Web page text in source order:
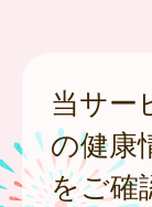
当サー
の健康
をご確